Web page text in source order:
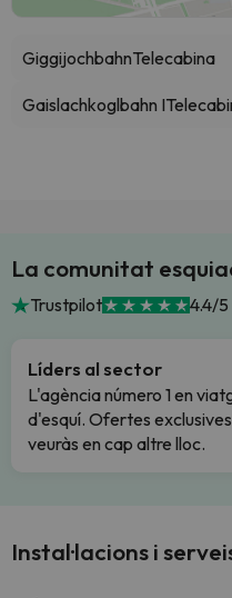
GiggijochbahnTelecabina
Gaislachkoglbahn I
La comunitat
Trustpilot 4.4/5
Líders al sector
L'agència número 1 en
d'esquí. Ofertes
veuràs en cap altre lloc.
Instal·lacions i